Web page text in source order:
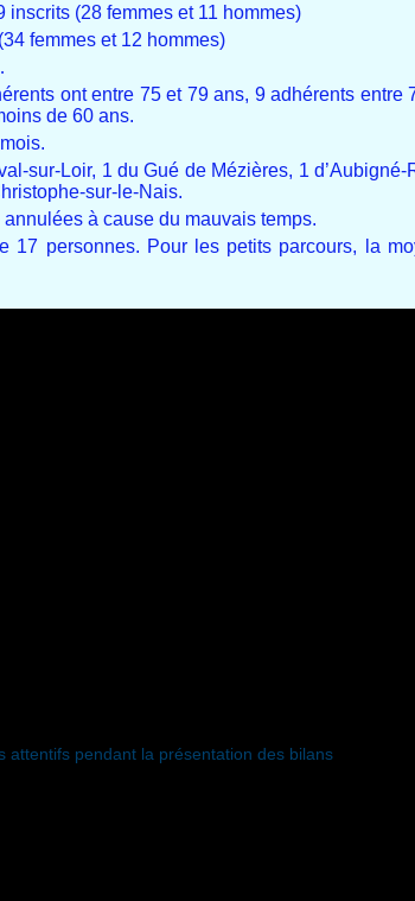
(28 femmes et 11 hommes)
femmes et 12 hommes)
ont entre 75 et 79 ans, 9 adhérents entre
de 60 ans.
sur-Loir, 1 du Gué de Mézières, 1
sur-le-Nais.
à cause du mauvais temps.
17 personnes. Pour les petits parcours, la